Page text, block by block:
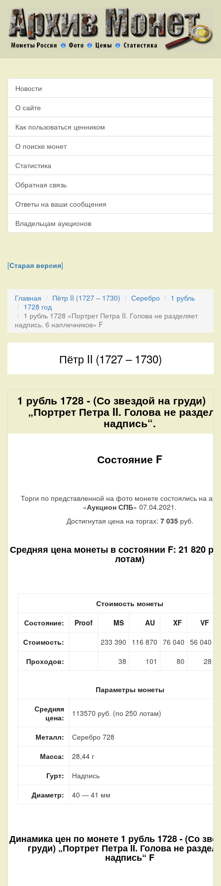
Новости
О сайте
Как пользоваться ценником
О поиске монет
Статистика
Обратная связь
Ответы на ваши сообщения
Владельцам аукционов
[Старая версия]
Главная Пётр II (1727 – 1730) Серебро
1 рубль
1728 год
1 рубль 1728 «Портрет Петра II. Голова не разделяет
надпись. 6 наплечников» F
Пётр II (1727 – 1730)
1 рубль 1728 - (Со звездой на груди)
„Портрет Петра II. Голова не
надпись“.
Состояние F
Торги по представленной на фото монете состоялись на
«Аукцион СПБ» 07.04.2021.
Достигнутая цена на торгах: 7 035руб.
Средняя цена монеты в состоянии F: 21 820
лотам)
Стоимость монеты
Состояние:
Proof MS AU XF
VF
Стоимость:
233 390 116 870 76 040 56 040
Проходов:
38 101 80 28
Параметры монеты
Средняя
цена:
113570 руб. (по 250 лотам)
Металл:
Серебро 728
Масса:
28,44 г
Гурт:
Надпись
Диаметр:
40 — 41 мм
Динамика цен по монете 1 рубль 1728 - (Со
груди) „Портрет Петра II. Голова не
надпись“ F